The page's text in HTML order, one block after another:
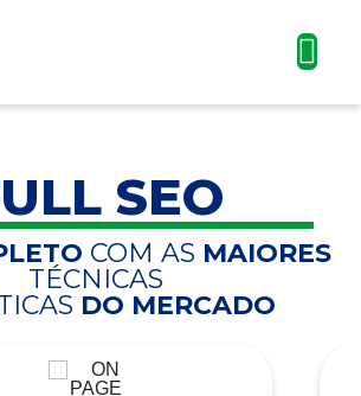
SEO
COM AS MAIORES
TÉCNICAS
DO MERCADO